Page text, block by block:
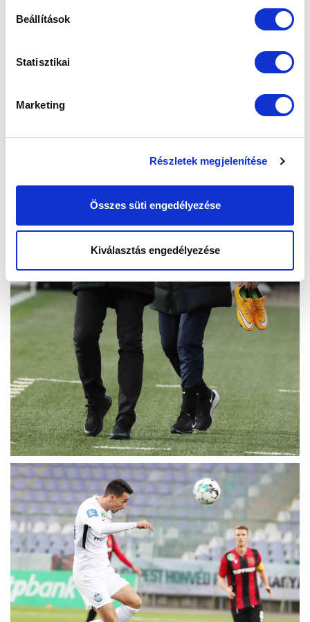
Beállítások
Statisztikai
Marketing
Részletek megjelenítése
Összes süti engedélyezése
Kiválasztás engedélyezése